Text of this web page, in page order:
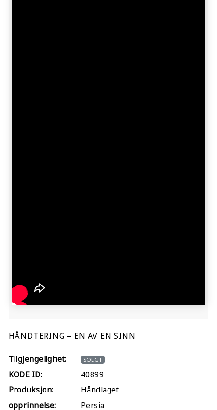
HÅNDTERING – EN AV EN SINN
Tilgjengelighet: SOLGT
KODE ID:
40899
Produksjon:
Håndlaget
opprinnelse:
Persia